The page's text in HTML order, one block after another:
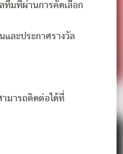
ทีมที่ผ่านการคัดเลือก
และประกาศรางวัล
ามารถติดต่อได้ที่